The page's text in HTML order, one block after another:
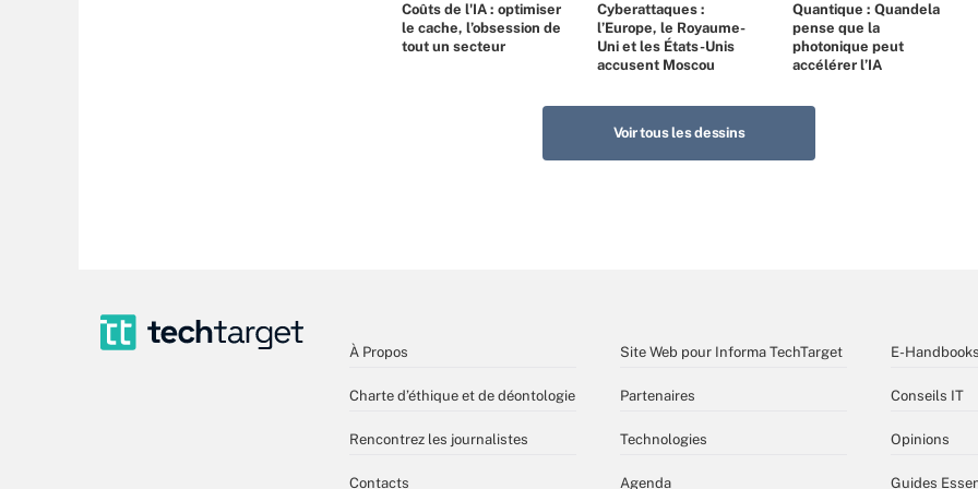
Coûts de l'IA : optimiser
le cache, l’obsession de
tout un secteur
Cyberattaques :
l’Europe, le Royaume-
Uni et les États-Unis
accusent Moscou
Quantique : Quandela
pense que la
photonique peut
accélérer l’IA
Voir tous les dessins
À Propos
Charte d’éthique et de déontologie
Rencontrez les journalistes
Contacts
Site Web pour Informa TechTarget
Partenaires
Technologies
Agenda
E-Handbooks
Conseils IT
Opinions
Guides